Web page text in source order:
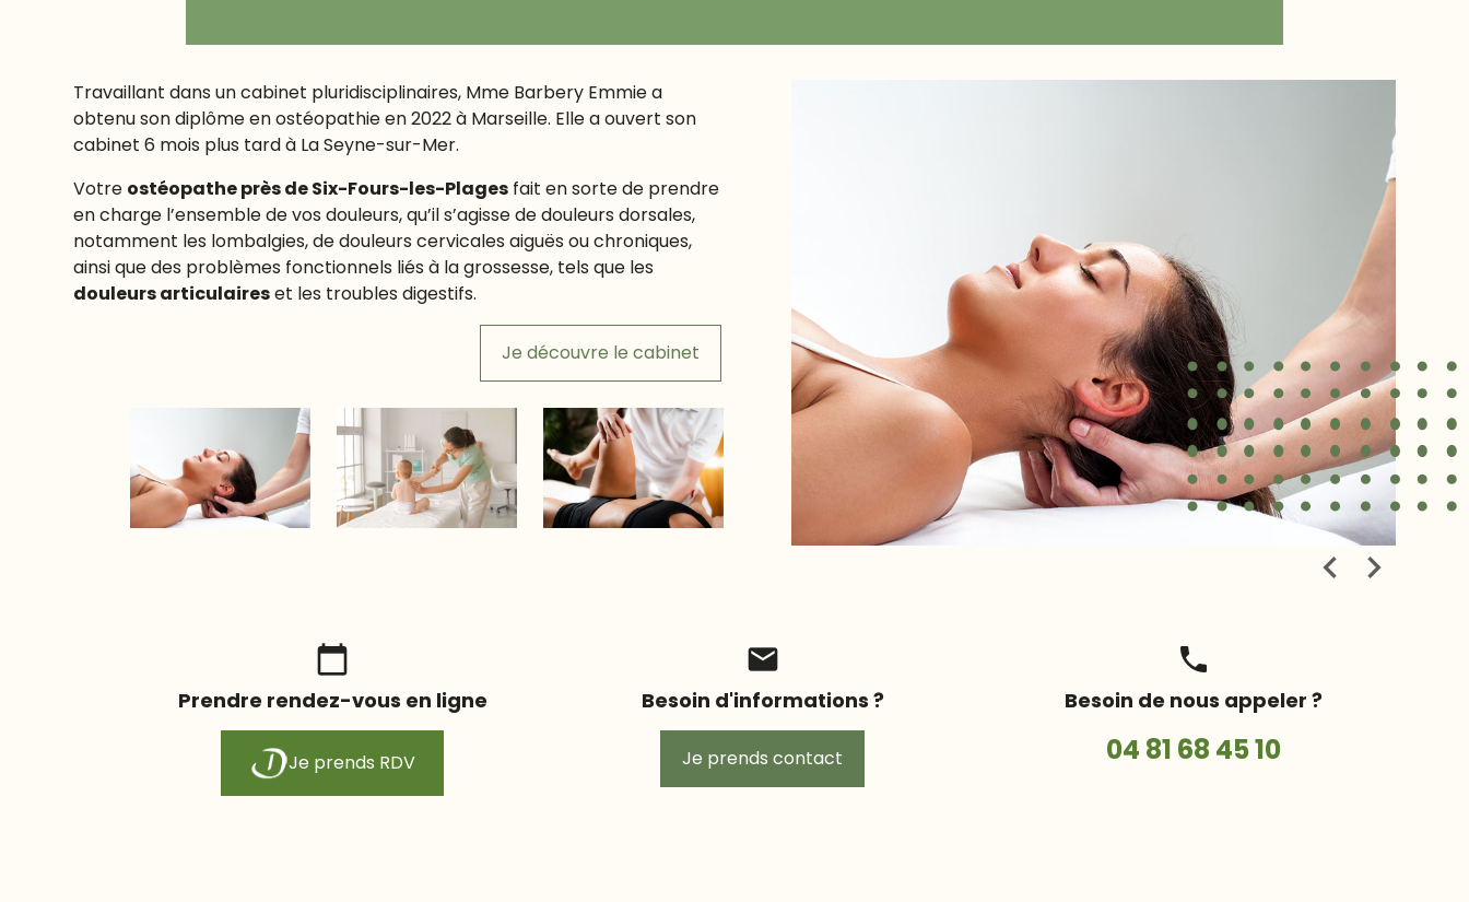
Travaillant dans un cabinet pluridisciplinaires, Mme Barbery Emmie a
obtenu son diplôme en ostéopathie en 2022 à Marseille. Elle a ouvert son
cabinet 6 mois plus tard à La Seyne-sur-Mer.
Votre ostéopathe près de Six-Fours-les-Plages fait en sorte de prendre
en charge l’ensemble de vos douleurs, qu’il s’agisse de douleurs dorsales,
notamment les lombalgies, de douleurs cervicales aiguës ou chroniques,
ainsi que des problèmes fonctionnels liés à la grossesse, tels que les
douleurs articulaireset les troubles digestifs.
Je découvre le cabinet
calendar_today
Prendre rendez-vous en ligne
Je prends RDV
mail
Besoin d'informations ?
Je prends contact
phone
Besoin de nous appeler ?
04 81 68 45 10